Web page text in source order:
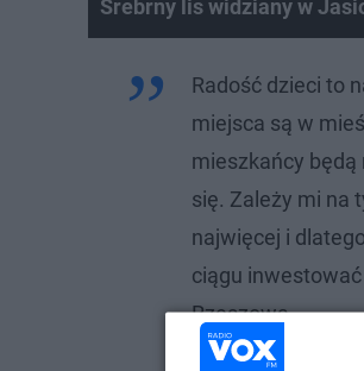
Srebrny lis widziany w
Radość dzieci to
miejsca są w
mieszkańcy
się. Zależy mi na
najwięcej i
ciągu
Rzeszowa.